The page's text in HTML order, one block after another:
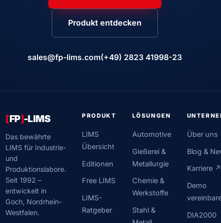
Produkt entdecken
sales@fp-lims.com(+49) 2823 41998-23
[FP]-LIMS
Das bewährte
LIMS für Industrie-
und
Produktionslabore.
Seit 1992 –
entwickelt in
Goch, Nordrhein-
Westfalen.
PRODUKT
LIMS
Übersicht
Editionen
Free LIMS
LIMS-
Ratgeber
LÖSUNGEN
Automotive
Gießerei &
Metallurgie
Chemie &
Werkstoffe
Stahl &
Über uns
Blog &
Karriere ↗
Demo
DIA2000